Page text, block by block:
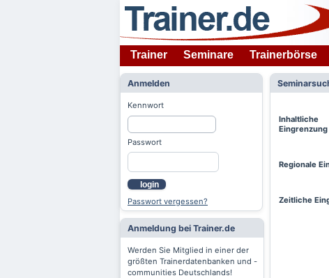
Trainer Seminare Trainerbörse
Anmelden
Kennwort
Passwort
login
Passwort vergessen?
Anmeldung bei Trainer.de
Werden Sie Mitglied in einer der
größten Trainerdatenbanken und -
communities Deutschlands!
Inhaltliche
Eingrenzung
Regionale
Zeitliche